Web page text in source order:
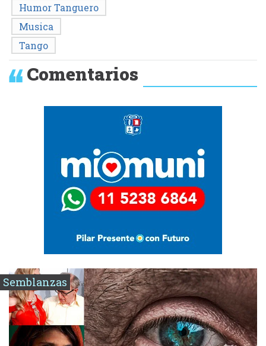
Humor Tanguero
Musica
Tango
Comentarios
Semblanzas